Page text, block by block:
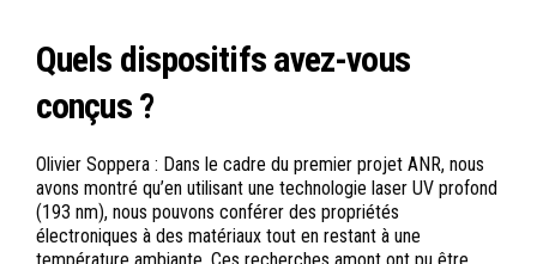
Quels dispositifs avez-vous
conçus ?
Olivier Soppera : Dans le cadre du premier projet ANR, nous
avons montré qu’en utilisant une technologie laser UV profond
(193 nm), nous pouvons conférer des propriétés
électroniques à des matériaux tout en restant à une